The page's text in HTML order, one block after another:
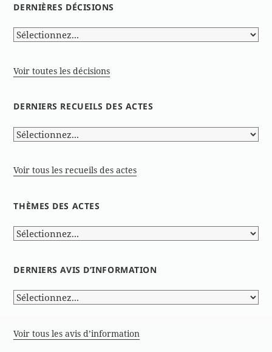
DERNIÈRES DÉCISIONS
Voir toutes les décisions
DERNIERS RECUEILS DES ACTES
Voir tous les recueils des actes
THÈMES DES ACTES
DERNIERS AVIS D’INFORMATION
Voir tous les avis d’information